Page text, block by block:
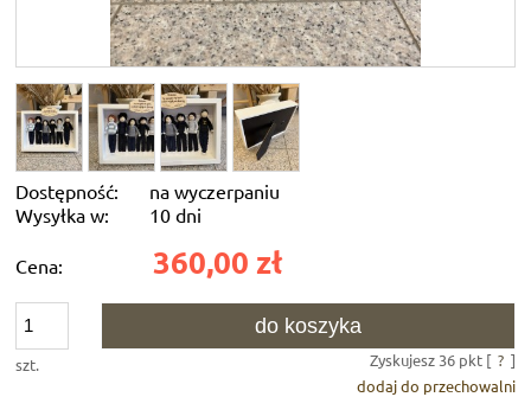
Dostępność:
na wyczerpaniu
Wysyłka w:
10 dni
Cena: 360,00 zł
szt.
do koszyka
Zyskujesz 36pkt [ ? ]
dodaj do przechowalni